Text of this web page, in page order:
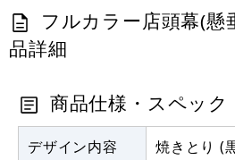
フルカラー店頭幕(
品詳細
商品仕様・スペック
デザイン内容 焼きとり (